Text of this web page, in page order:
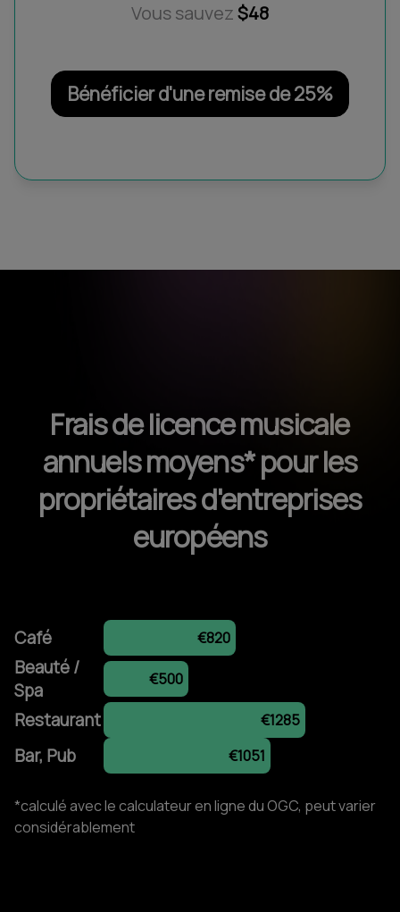
Vous sauvez$48
Bénéficier d'une remise de 25%
Frais de licence musicale
annuels moyens* pour les
propriétaires d'entreprises
européens
Café €820
Beauté /
Spa
€500
Restaurant €1285
Bar, Pub €1051
*calculé avec le calculateur en ligne du OGC, peut varier
considérablement